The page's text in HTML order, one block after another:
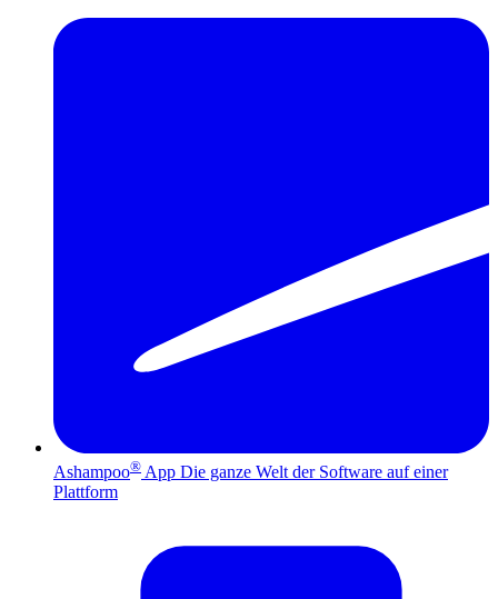
Ashampoo® App Die ganze Welt der Software auf einer
Plattform